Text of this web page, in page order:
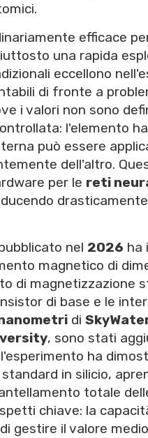
efficace
una rapida
eccellono
di fronte a
i valori non sono
l'elemento
può essere
dell'altro.
per le reti
nel 2026 ha
magnetico di
di magnetizzazione
di base e le
nanometri di
, sono stati
ha
in silicio,
totale
chiave: la
gestire il valore